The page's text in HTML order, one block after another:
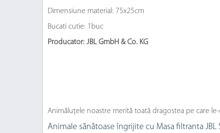
Dimensiune material: 75x25cm
Bucati cutie: 1buc
Producator: JBL GmbH & Co. KG
Animăluțele noastre merită toată dragostea pe care
Animale sănătoase îngrijite cu Masa filtranta JBL